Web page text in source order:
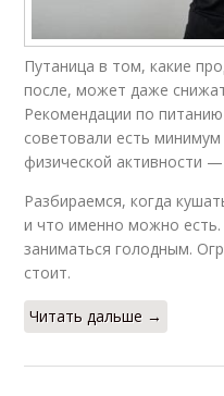
Путаница в том, какие
после, может даже
Рекомендации по
советовали есть
физической активности —
Разбираемся, когда
и что именно можно
заниматься голодным.
стоит.
Читать дальше →